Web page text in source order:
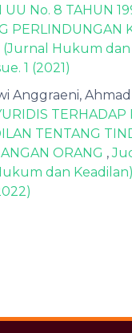
UU No. 8 TAHUN
PERLINDUNGAN
(Jurnal Hukum dan
1 (2021)
Anggraeni,
TERHADAP
TENTANG
ORANG ,
dan Keadilan):